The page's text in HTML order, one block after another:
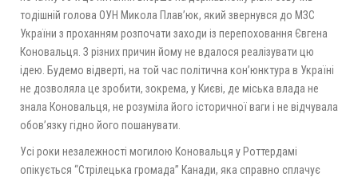
тодішній голова ОУН Микола Плав’юк, який звернувся до МЗС
України з проханням розпочати заходи із перепоховання Євгена
Коновальця. З різних причин йому не вдалося реалізувати цю
ідею. Будемо відверті, на той час політична кон’юнктура в Україні
не дозволяла це зробити, зокрема, у Києві, де міська влада не
знала Коновальця, не розуміла його історичної ваги і не відчувала
обов’язку гідно його пошанувати.
Усі роки незалежності могилою Коновальця у Роттердамі
опікується “Стрілецька громада” Канади, яка справно сплачує